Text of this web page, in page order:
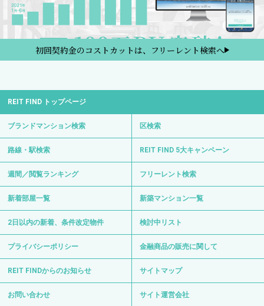
初回契約金のコストカットは、フリーレント検索へ
REIT FIND トップページ
ブランドマンション検索 区検索
路線・駅検索 REIT FIND 5大キャンペーン
週間／閲覧ランキング フリーレント検索
新着部屋一覧 新築マンション一覧
2日以内の新着、条件改定物件 検討中リスト
プライバシーポリシー 金融商品の販売に関して
REIT FINDからのお知らせ サイトマップ
お問い合わせ サイト運営会社